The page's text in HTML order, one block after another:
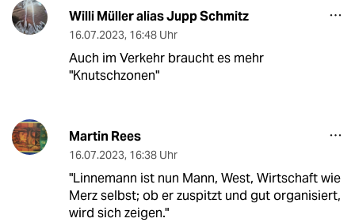
Willi Müller alias Jupp Schmitz
16.07.2023, 16:48 Uhr
Auch im Verkehr braucht es mehr
"Knutschzonen"
Martin Rees
16.07.2023, 16:38 Uhr
"Linnemann ist nun Mann, West, Wirtschaft wie
Merz selbst; ob er zuspitzt und gut organisiert,
wird sich zeigen."